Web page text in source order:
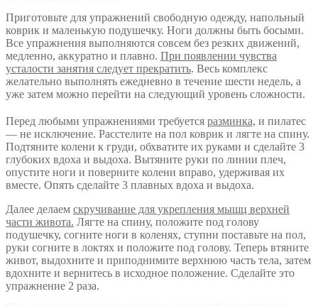
Приготовьте для упражнений свободную одежду, напольный
коврик и маленькую подушечку. Ноги должны быть босыми.
Все упражнения выполняются совсем без резких движений,
медленно, аккуратно и плавно. При появлении чувства
усталости занятия следует прекратить. Весь комплекс
желательно выполнять ежедневно в течение шести недель, а
уже затем можно перейти на следующий уровень сложности.
Перед любыми упражнениями требуется разминка, и пилатес
— не исключение. Расстелите на пол коврик и лягте на спину.
Подтяните колени к груди, обхватите их руками и сделайте 3
глубоких вдоха и выдоха. Вытяните руки по линии плеч,
опустите ноги и поверните колени вправо, удерживая их
вместе. Опять сделайте 3 плавных вдоха и выдоха.
Далее делаем скручивание для укрепления мышц верхней
части живота. Лягте на спину, положите под голову
подушечку, согните ноги в коленях, ступни поставьте на пол,
руки согните в локтях и положите под голову. Теперь втяните
живот, выдохните и приподнимите верхнюю часть тела, затем
вдохните и вернитесь в исходное положение. Сделайте это
упражнение 2 раза.